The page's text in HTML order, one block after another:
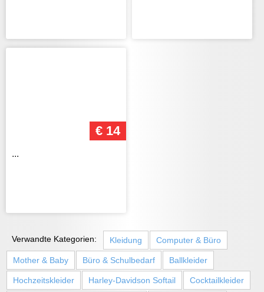
€ 14
...
Verwandte Kategorien: Kleidung Computer & Büro
Mother & Baby Büro & Schulbedarf Ballkleider
Hochzeitskleider Harley-Davidson Softail Cocktailkleider